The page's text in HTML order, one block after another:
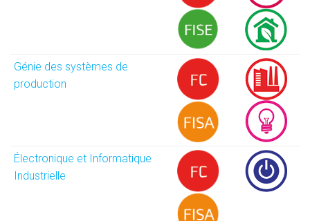
Génie des systèmes de
production
Électronique et Informatique
Industrielle